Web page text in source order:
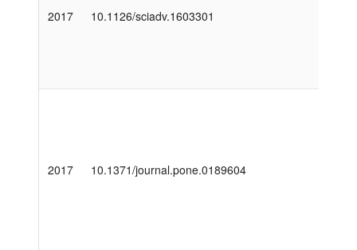
2017 10.1126/sciadv.1603301
2017 10.1371/journal.pone.0189604